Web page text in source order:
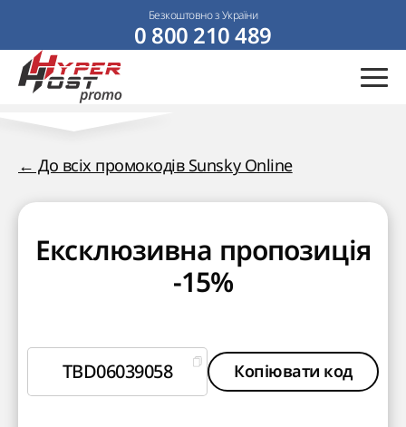
Безкоштовно з України
0 800 210 489
← До всіх промокодів Sunsky Online
Ексклюзивна пропозиція
-15%
TBD06039058 Копіювати код